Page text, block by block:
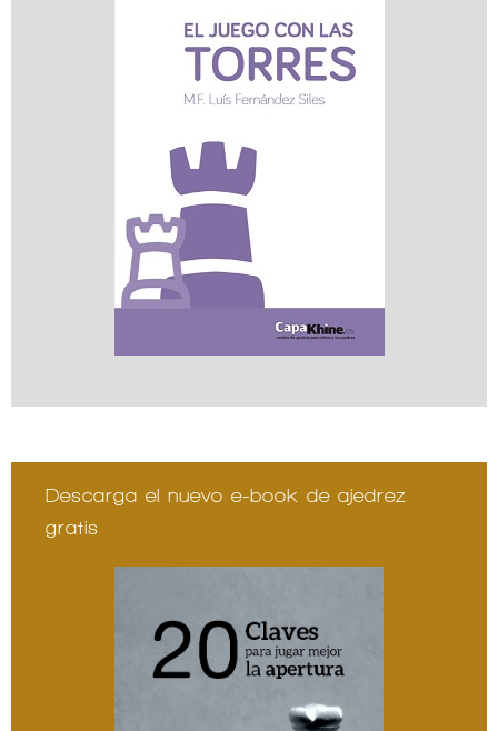
Descarga el nuevo e-book de ajedrez
gratis